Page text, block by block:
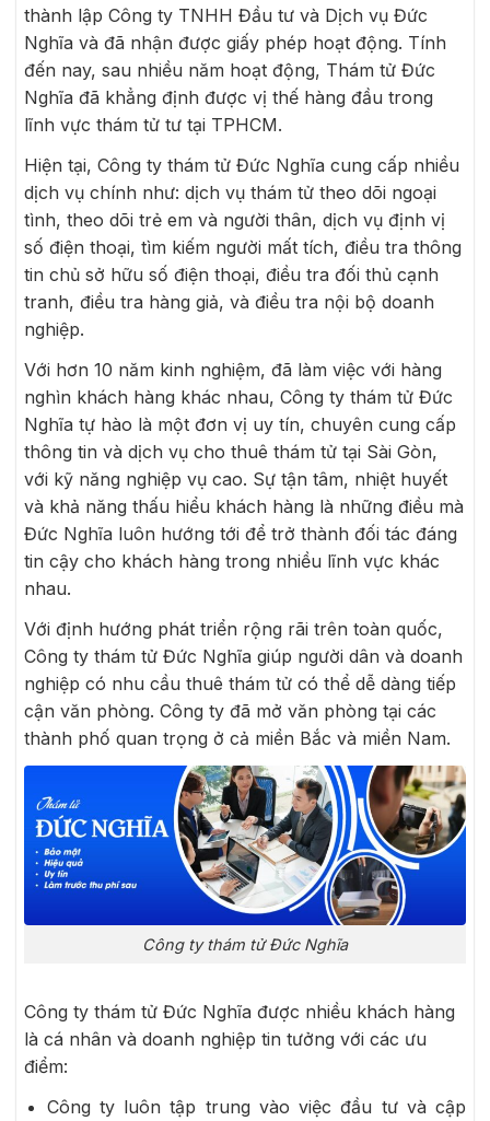
thành lập Công ty TNHH Đầu tư và Dịch vụ Đức
Nghĩa và đã nhận được giấy phép hoạt động. Tính
đến nay, sau nhiều năm hoạt động, Thám tử Đức
Nghĩa đã khẳng định được vị thế hàng đầu trong
lĩnh vực thám tử tư tại TPHCM.
Hiện tại, Công ty thám tử Đức Nghĩa cung cấp nhiều
dịch vụ chính như: dịch vụ thám tử theo dõi ngoại
tình, theo dõi trẻ em và người thân, dịch vụ định vị
số điện thoại, tìm kiếm người mất tích, điều tra thông
tin chủ sở hữu số điện thoại, điều tra đối thủ cạnh
tranh, điều tra hàng giả, và điều tra nội bộ doanh
nghiệp.
Với hơn 10 năm kinh nghiệm, đã làm việc với hàng
nghìn khách hàng khác nhau, Công ty thám tử Đức
Nghĩa tự hào là một đơn vị uy tín, chuyên cung cấp
thông tin và dịch vụ cho thuê thám tử tại Sài Gòn,
với kỹ năng nghiệp vụ cao. Sự tận tâm, nhiệt huyết
và khả năng thấu hiểu khách hàng là những điều mà
Đức Nghĩa luôn hướng tới để trở thành đối tác đáng
tin cậy cho khách hàng trong nhiều lĩnh vực khác
nhau.
Với định hướng phát triển rộng rãi trên toàn quốc,
Công ty thám tử Đức Nghĩa giúp người dân và doanh
nghiệp có nhu cầu thuê thám tử có thể dễ dàng tiếp
cận văn phòng. Công ty đã mở văn phòng tại các
thành phố quan trọng ở cả miền Bắc và miền Nam.
Công ty thám tử Đức Nghĩa
Công ty thám tử Đức Nghĩa được nhiều khách hàng
là cá nhân và doanh nghiệp tin tưởng với các ưu
điểm:
Công ty luôn tập trung vào việc đầu tư và cập